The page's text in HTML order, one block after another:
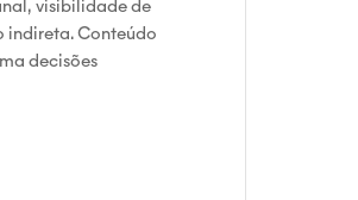
visibilidade de
indireta. Conteúdo
decisões